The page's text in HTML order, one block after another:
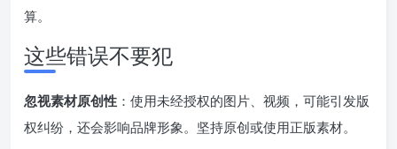
算。
这些错误不要犯
忽视素材原创性 ：使用未经授权的图片、视频，可能引发版
权纠纷，还会影响品牌形象。坚持原创或使用正版素材。